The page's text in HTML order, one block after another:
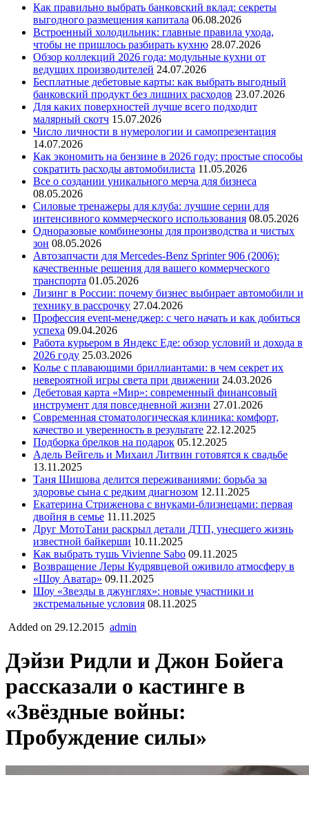
Как правильно выбрать банковский вклад: секреты
выгодного размещения капитала 06.08.2026
Встроенный холодильник: главные правила ухода,
чтобы не пришлось разбирать кухню 28.07.2026
Обзор коллекций 2026 года: модульные кухни от
ведущих производителей 24.07.2026
Бесплатные дебетовые карты: как выбрать выгодный
банковский продукт без лишних расходов 23.07.2026
Для каких поверхностей лучше всего подходит
малярный скотч 15.07.2026
Число личности в нумерологии и самопрезентация
14.07.2026
Как экономить на бензине в 2026 году: простые способы
сократить расходы автомобилиста 11.05.2026
Все о создании уникального мерча для бизнеса
08.05.2026
Силовые тренажеры для клуба: лучшие серии для
интенсивного коммерческого использования 08.05.2026
Одноразовые комбинезоны для производства и чистых
зон 08.05.2026
Автозапчасти для Mercedes-Benz Sprinter 906 (2006):
качественные решения для вашего коммерческого
транспорта 01.05.2026
Лизинг в России: почему бизнес выбирает автомобили и
технику в рассрочку 27.04.2026
Профессия event-менеджер: с чего начать и как добиться
успеха 09.04.2026
Работа курьером в Яндекс Еде: обзор условий и дохода в
2026 году 25.03.2026
Колье с плавающими бриллиантами: в чем секрет их
невероятной игры света при движении 24.03.2026
Дебетовая карта «Мир»: современный финансовый
инструмент для повседневной жизни 27.01.2026
Современная стоматологическая клиника: комфорт,
качество и уверенность в результате 22.12.2025
Подборка брелков на подарок 05.12.2025
Адель Вейгель и Михаил Литвин готовятся к свадьбе
13.11.2025
Таня Шишова делится переживаниями: борьба за
здоровье сына с редким диагнозом 12.11.2025
Екатерина Стриженова с внуками-близнецами: первая
двойня в семье 11.11.2025
Друг МотоТани раскрыл детали ДТП, унесшего жизнь
известной байкерши 10.11.2025
Как выбрать тушь Vivienne Sabo 09.11.2025
Возвращение Леры Кудрявцевой оживило атмосферу в
«Шоу Аватар» 09.11.2025
Шоу «Звезды в джунглях»: новые участники и
экстремальные условия 08.11.2025
Added on 29.12.2015 admin
Дэйзи Ридли и Джон Бойега
рассказали о кастинге в
«Звёздные войны:
Пробуждение силы»